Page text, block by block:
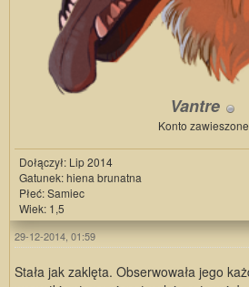
Vantre
Konto zawieszone
Dołączył: Lip 2014
Gatunek: hiena brunatna
Płeć: Samiec
Wiek: 1,5
29-12-2014, 01:59
Stała jak zaklęta. Obserwowała jego